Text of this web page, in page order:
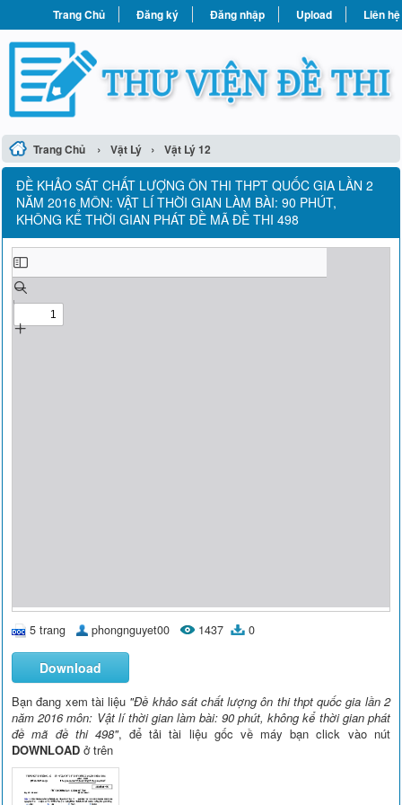
Trang Chủ Đăng ký Đăng nhập Upload Liên hệ
Trang Chủ › Vật Lý › Vật Lý 12
ĐỀ KHẢO SÁT CHẤT LƯỢNG ÔN THI THPT QUỐC GIA LẦN 2
NĂM 2016 MÔN: VẬT LÍ THỜI GIAN LÀM BÀI: 90 PHÚT,
KHÔNG KỂ THỜI GIAN PHÁT ĐỀ MÃ ĐỀ THI 498
5 trang phongnguyet00 1437 0
Download
Bạn đang xem tài liệu "Đề khảo sát chất lượng ôn thi thpt quốc gia lần 2
năm 2016 môn: Vật lí thời gian làm bài: 90 phút, không kể thời gian phát
đề mã đề thi 498", để tải tài liệu gốc về máy bạn click vào nút
DOWNLOAD ở trên